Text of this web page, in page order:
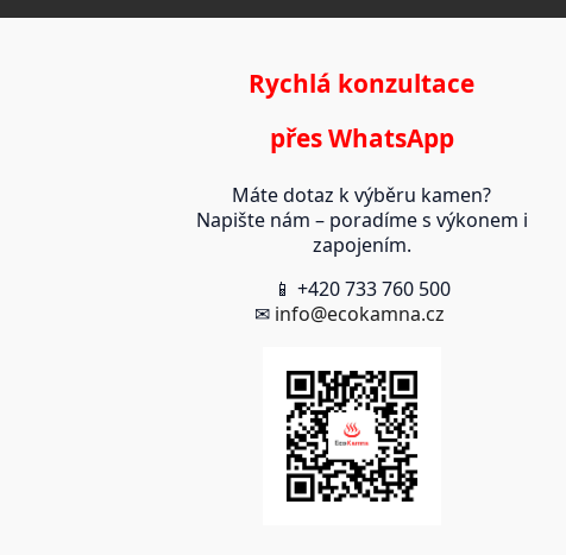
Rychlá konzultace
přes WhatsApp
Máte dotaz k výběru kamen?
Napište nám – poradíme s výkonem i
zapojením.
📱 +420 733 760 500
✉ info@ecokamna.cz